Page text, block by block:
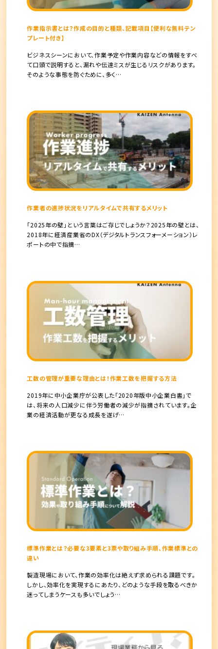
作業指示書とは？作成の目的と種類、記載項目【便利な無料テン
プレート付き】
ビジネスシーンにおいて、作業予定や作業内容などの情報をすべ
て口頭で説明すると、漏れや伝達ミスが生じるリスクがあります。
そのような事態を防ぐために、多く…
作業者の進捗状況をリアルタイムで共有するメリット
「2025年の壁」という言葉はご存じでしょうか？2025年の壁とは、
2018年に経済産業省のDX（デジタルトランスフォーメーション）レ
ポートの中で指摘…
工数の管理が重要な理由とは！作業工数を把握する方法
2019年に中小企業庁が公表した「2020年版中小企業白書」で
は、将来の人口減少に伴う労働者の減少が指摘されています。企
業の経済活動が更なる成長を遂げ…
標準作業とは？必要な3要素と3票や取り組み手順、作業標準との
違い
製造現場において、作業の効率化は絶えず求められる課題です。
しかし、効率化を実現するにあたり、どのような手段を取るべきか
迷ってしまうケースも多いでしょう…